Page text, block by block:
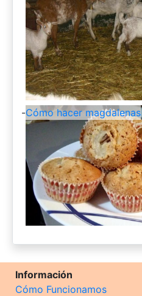
-Cómo hacer magdalenas
Información
Cómo Funcionamos